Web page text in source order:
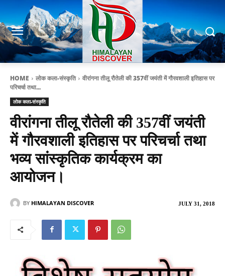
HOME लोक कला-संस्कृति
वीरांगना तीलू रौतेली की 357वीं जयंती में गौरवशाली इतिहास पर
परिचर्चा तथा...
लोक कला-संस्कृति
वीरांगना तीलू रौतेली की 357वीं जयंती
में गौरवशाली इतिहास पर परिचर्चा तथा
भव्य सांस्कृतिक कार्यक्रम का
आयोजन।
JULY 31, 2018
BY HIMALAYAN DISCOVER